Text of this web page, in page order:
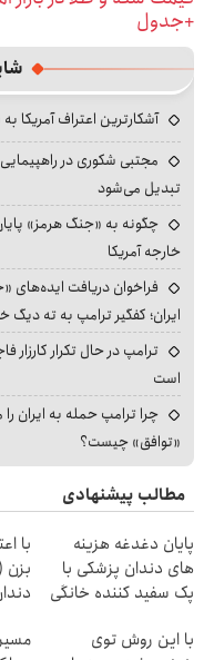
+جدول
آشکارترین اعتراف آمریکا
مجتبی شکوری در
تبدیل می‌شود
چگونه به «جنگ هرمز»
خارجه آمریکا
فراخوان دریافت ایده‌های
ایران؛ کفگیر ترامپ به ته دیگ
ترامپ در حال تکرار کارزار
است
چرا ترامپ حمله به ایران
«توافق» چیست؟
مطالب پیشنهادی
پایان دغدغه هزینه
های دندان پزشکی با
پک سفید کننده خانگی
با
بزن
با این روش توی